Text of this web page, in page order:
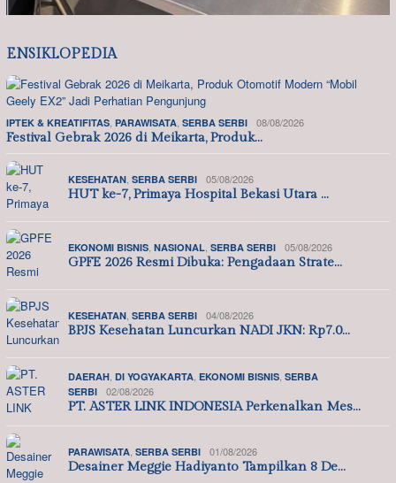
ENSIKLOPEDIA
IPTEK & KREATIFITAS PARAWISATA SERBA SERBI 08/08/2026
Festival Gebrak 2026 di Meikarta, Produk…
KESEHATAN SERBA SERBI 05/08/2026
HUT ke-7, Primaya Hospital Bekasi Utara …
EKONOMI BISNIS NASIONAL SERBA SERBI 05/08/2026
GPFE 2026 Resmi Dibuka: Pengadaan Strate…
KESEHATAN SERBA SERBI 04/08/2026
BPJS Kesehatan Luncurkan NADI JKN: Rp7.0…
DAERAH DI YOGYAKARTA EKONOMI BISNIS SERBA
SERBI
02/08/2026
PT. ASTER LINK INDONESIA Perkenalkan Mes…
PARAWISATA SERBA SERBI 01/08/2026
Desainer Meggie Hadiyanto Tampilkan 8 De…